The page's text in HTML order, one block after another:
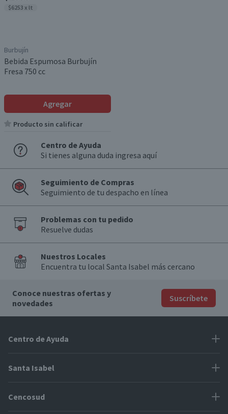
$6253 x lt
Burbujín
Bebida Espumosa Burbujín
Fresa 750 cc
Agregar
Producto sin calificar
Centro de Ayuda
Si tienes alguna duda ingresa aquí
Seguimiento de Compras
Seguimiento de tu despacho en línea
Problemas con tu pedido
Resuelve dudas
Nuestros Locales
Encuentra tu local Santa Isabel más cercano
Conoce nuestras ofertas y
novedades
Suscríbete
Centro de Ayuda
Problemas con tu pedido
Cómo modificar mis datos
Santa Isabel
Proveedores
Cencosud